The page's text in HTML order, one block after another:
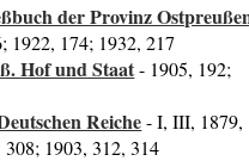
der Provinz
1922, 174; 1932, 217
Hof und Staat- 1905, 192;
Reiche- I, III, 1879,
1903, 312, 314